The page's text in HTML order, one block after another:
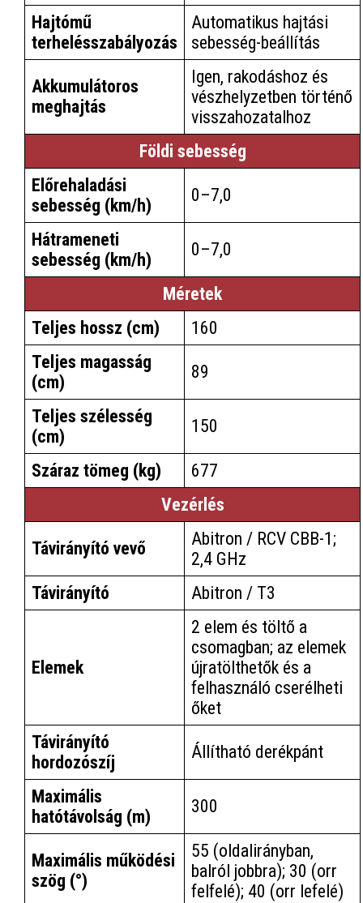
Hajtómű
terhelésszabályozás
Automatikus hajtási
sebesség-beállítás
Akkumulátoros
meghajtás
Igen, rakodáshoz és
vészhelyzetben történő
visszahozatalhoz
Földi sebesség
Előrehaladási
sebesség (km/h)
0–7,0
Hátrameneti
sebesség (km/h)
0–7,0
Méretek
Teljes hossz (cm)
160
Teljes magasság
(cm)
89
Teljes szélesség
(cm)
150
Száraz tömeg (kg)
677
Vezérlés
Távirányító vevő
Abitron / RCV CBB-1;
2,4 GHz
Távirányító
Abitron / T3
Elemek
2 elem és töltő a
csomagban; az elemek
újratölthetők és a
felhasználó cserélheti
őket
Távirányító
hordozószíj
Állítható derékpánt
Maximális
hatótávolság (m)
300
Maximális működési
szög (°)
55 (oldalirányban,
balról jobbra); 30 (orr
felfelé); 40 (orr lefelé)